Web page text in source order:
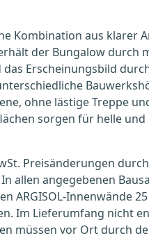
Kombination aus klarer
der Bungalow durch
Erscheinungsbild
ohne lästige Treppe
sorgen für helle
Preisänderungen
allen angegebenen
ARGISOL-Innenwände
Im Lieferumfang nicht
müssen vor Ort durch